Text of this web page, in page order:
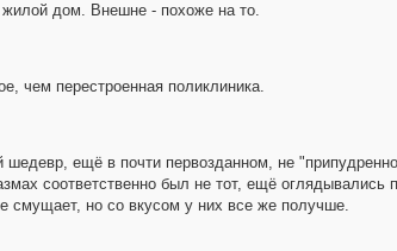
жилой дом. Внешне - похоже на то.
чем перестроенная поликлиника.
ещё в почти первозданном, не
соответственно был не тот, ещё оглядывались
смущает, но со вкусом у них все же получше.